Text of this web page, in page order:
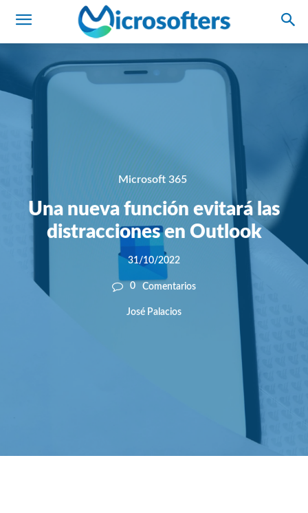
Microsoft 365
Una nueva función evitará las
distracciones en Outlook
31/10/2022
0 Comentarios
José Palacios